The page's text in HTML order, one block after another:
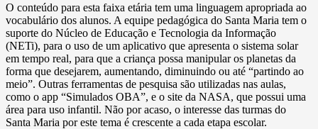
O conteúdo para esta faixa etária tem uma linguagem apropriada ao
vocabulário dos alunos. A equipe pedagógica do Santa Maria tem o
suporte do Núcleo de Educação e Tecnologia da Informação
(NETi), para o uso de um aplicativo que apresenta o sistema solar
em tempo real, para que a criança possa manipular os planetas da
forma que desejarem, aumentando, diminuindo ou até “partindo ao
meio”. Outras ferramentas de pesquisa são utilizadas nas aulas,
como o app “Simulados OBA”, e o site da NASA, que possui uma
área para uso infantil. Não por acaso, o interesse das turmas do
Santa Maria por este tema é crescente a cada etapa escolar.